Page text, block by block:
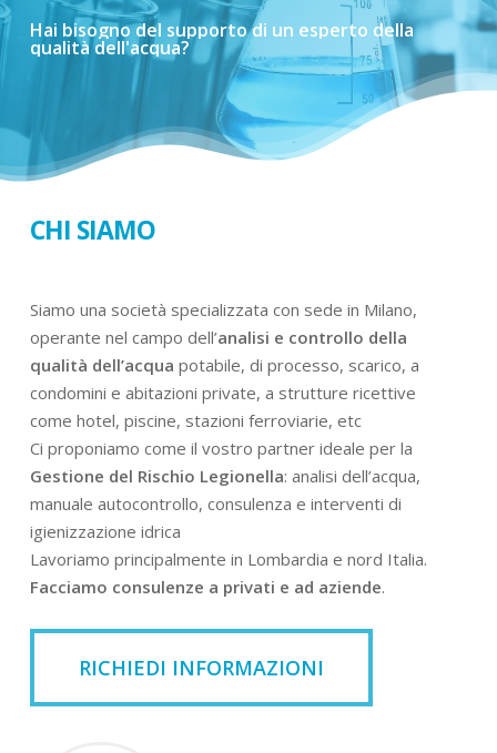
Hai bisognodel supportodi un esperto della
qualitàdell'acqua?
CHI SIAMO
Siamo una società specializzata con sede in Milano,
operante nel campo dell’analisi e controllo della
qualità dell’acqua potabile, di processo, scarico, a
condomini e abitazioni private, a strutture ricettive
come hotel, piscine, stazioni ferroviarie, etc
Ci proponiamo come il vostro partner ideale per la
Gestione del Rischio Legionella: analisi dell’acqua,
manuale autocontrollo, consulenza e interventi di
igienizzazione idrica
Lavoriamo principalmente in Lombardia e nord Italia.
Facciamo consulenze a privati e ad aziende.
RICHIEDI INFORMAZIONI